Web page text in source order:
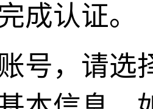
成认证。
号，请选